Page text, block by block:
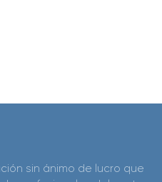
sin ánimo de lucro que